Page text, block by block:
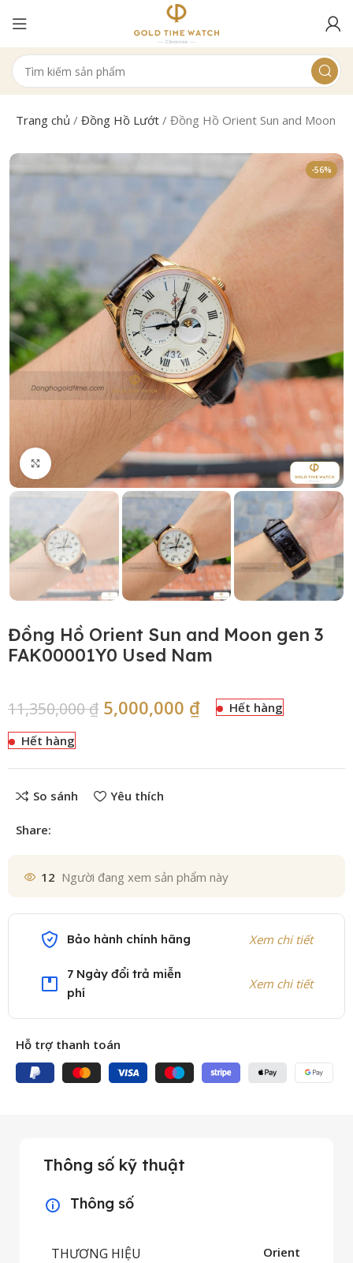
Trang chủ /Đồng Hồ Lướt /Đồng Hồ Orient Sun and Moon
-56%
Click to enlarge
Đồng Hồ Orient Sun and Moon gen 3
FAK00001Y0 Used Nam
11,350,000₫ 5,000,000 ₫ Hết hàng
Hết hàng
So sánh Yêu thích
Share:
12 Người đang xem sản phẩm này
Bảo hành chính hãng Xem chi tiết
7 Ngày đổi trả miễn
phí
Xem chi tiết
Hỗ trợ thanh toán
Thông số kỹ thuật
Thông số
THƯƠNG HIỆU Orient